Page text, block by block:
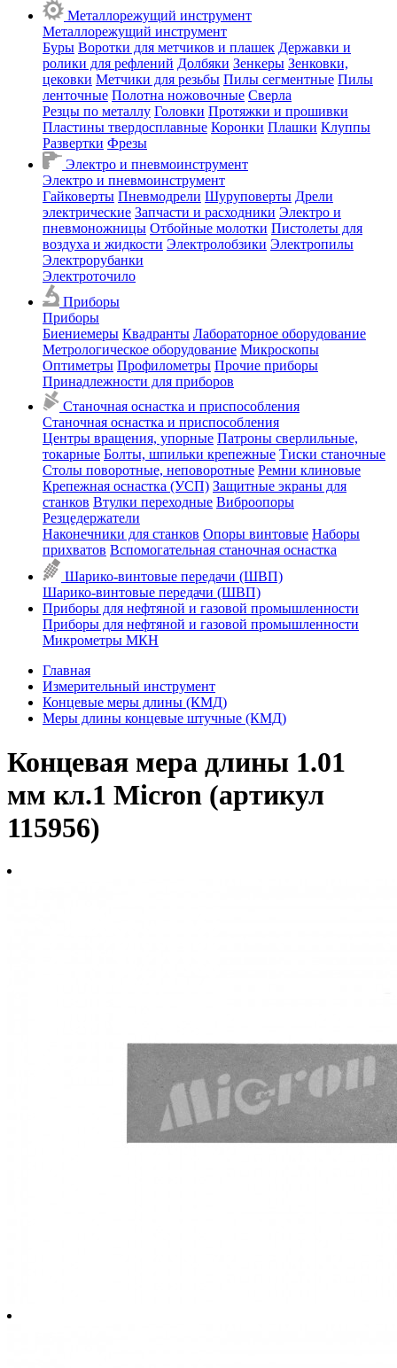
Металлорежущий инструмент
Металлорежущий инструмент
Буры Воротки для метчиков и плашек Державки и
ролики для рефлений Долбяки Зенкеры Зенковки,
цековки Метчики для резьбы Пилы сегментные Пилы
ленточные Полотна ножовочные Сверла
Резцы по металлу Головки Протяжки и прошивки
Пластины твердосплавные Коронки Плашки Клуппы
Развертки Фрезы
Электро и пневмоинструмент
Электро и пневмоинструмент
Гайковерты Пневмодрели Шуруповерты Дрели
электрические Запчасти и расходники Электро и
пневмоножницы Отбойные молотки Пистолеты для
воздуха и жидкости Электролобзики Электропилы
Электрорубанки
Электроточило
Приборы
Приборы
Биениемеры Квадранты Лабораторное оборудование
Метрологическое оборудование Микроскопы
Оптиметры Профилометры Прочие приборы
Принадлежности для приборов
Станочная оснастка и приспособления
Станочная оснастка и приспособления
Центры вращения, упорные Патроны сверлильные,
токарные Болты, шпильки крепежные Тиски станочные
Столы поворотные, неповоротные Ремни клиновые
Крепежная оснастка (УСП) Защитные экраны для
станков Втулки переходные Виброопоры
Резцедержатели
Наконечники для станков Опоры винтовые Наборы
прихватов Вспомогательная станочная оснастка
Шарико-винтовые передачи (ШВП)
Шарико-винтовые передачи (ШВП)
Приборы для нефтяной и газовой промышленности
Приборы для нефтяной и газовой промышленности
Микрометры МКН
Главная
Измерительный инструмент
Концевые меры длины (КМД)
Меры длины концевые штучные (КМД)
Концевая мера длины 1.01
мм кл.1 Micron (артикул
115956)